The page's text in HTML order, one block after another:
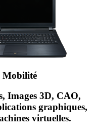
Mobilité
Images 3D, CAO,
graphiques,
virtuelles.